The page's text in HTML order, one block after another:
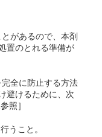
があるので、本剤
置のとれる準備が
全に防止する方法
避けるために、次
照］
うこと。